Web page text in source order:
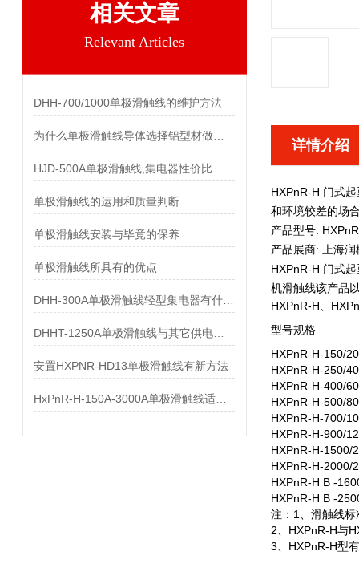
相关文章
Relevant Articles
DHH-700/1000单极滑触线的维护方法
单极滑触线的运用和质量判断
单极滑触线安装与毕竟的保养
单极滑触线所具有的优点
安置HXPNR-HD13单极滑触线有新方法
详情介绍
HXPnR-H 门式
和环境较差的场
产品型号:
产品展商: 上海
HXPnR-H 门式
机滑触线该产品
HXPnR-H、
型号规格
HXPnR-H-150/
HXPnR-H-250/
HXPnR-H-400/
HXPnR-H-500/
HXPnR-H-700/
HXPnR-H-900/
HXPnR-H-1500/
HXPnR-H-2000/
HXPnR-H B -
HXPnR-H B -
注：1、滑触线
2、HXPnR-H与
3、HXPnR-H型